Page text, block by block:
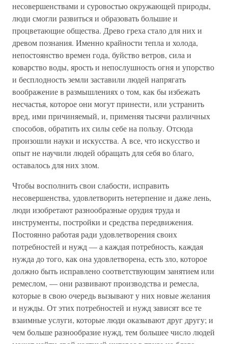
несовершенствами и суровостью окружающей природы,
люди смогли развиться и образовать большие и
процветающие общества. Древо греха стало для них и
древом познания. Именно крайности тепла и холода,
непостоянство времен года, буйство ветров, сила и
коварство воды, ярость и непослушность огня и упорство
и бесплодность земли заставили людей напрягать
воображение в размышлениях о том, как бы избежать
несчастья, которое они могут принести, или устранить
вред, ими причиняемый, и, применяя тысячи различных
способов, обратить их силы себе на пользу. Отсюда
произошли науки и искусства. А все, что искусство и
опыт не научили людей обращать для себя во благо,
оставалось для них злом.
Чтобы восполнить свои слабости, исправить
несовершенства, удовлетворить нетерпение и даже лень,
люди изобретают разнообразные орудия труда и
инструменты, постройки и средства передвижения.
Постоянно работая ради удовлетворения своих
потребностей и нужд — а каждая потребность, каждая
нужда до того, как она удовлетворена, есть зло, которое
должно быть исправлено соответствующим занятием или
ремеслом, — они развивают производства и ремесла,
которые в свою очередь вызывают у них новые желания
и нужды. От этих потребностей и нужд зависят все те
взаимные услуги, которые люди оказывают друг другу; и
чем больше разнообразие нужд, тем большее число людей